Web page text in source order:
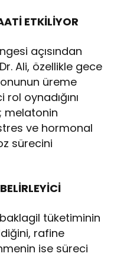
ETKİLİYOR
açısından
Ali, özellikle gece
üreme
oynadığını
melatonin
ve hormonal
sürecini
tüketiminin
rafine
ise süreci